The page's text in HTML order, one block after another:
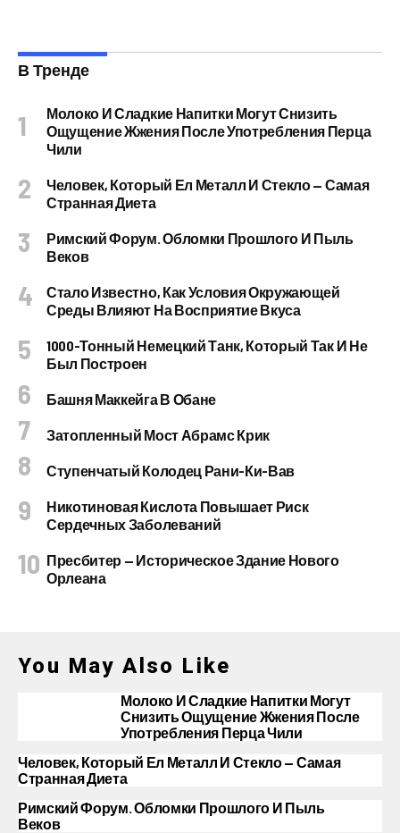
В Тренде
Молоко И Сладкие Напитки Могут Снизить
Ощущение Жжения После Употребления Перца
Чили
Человек, Который Ел Металл И Стекло — Самая
Странная Диета
Римский Форум. Обломки Прошлого И Пыль
Веков
Стало Известно, Как Условия Окружающей
Среды Влияют На Восприятие Вкуса
1000-Тонный Немецкий Танк, Который Так И Не
Был Построен
Башня Маккейга В Обане
Затопленный Мост Абрамс Крик
Ступенчатый Колодец Рани-Ки-Вав
Никотиновая Кислота Повышает Риск
Сердечных Заболеваний
Пресбитер — Историческое Здание Нового
Орлеана
You May Also Like
Молоко И Сладкие Напитки Могут
Снизить Ощущение Жжения После
Употребления Перца Чили
Человек, Который Ел Металл И Стекло — Самая
Странная Диета
Римский Форум. Обломки Прошлого И Пыль
Веков